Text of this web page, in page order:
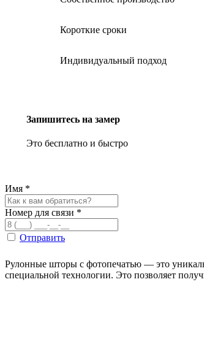
Короткие сроки
Индивидуальный подход
Запишитесь на замер
Это бесплатно и быстро
Имя *
Номер для связи *
Отправить
Рулонные шторы с фотопечатью — это
специальной технологии. Это позволяет